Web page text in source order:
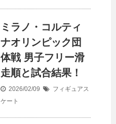
ミラノ・コルティ
ナオリンピック団
体戦 男子フリー滑
走順と試合結果！
2026/02/09
フィギュアス
ケート